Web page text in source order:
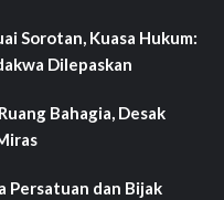
Sorotan, Kuasa Hukum:
Dilepaskan
Bahagia, Desak
Persatuan dan Bijak